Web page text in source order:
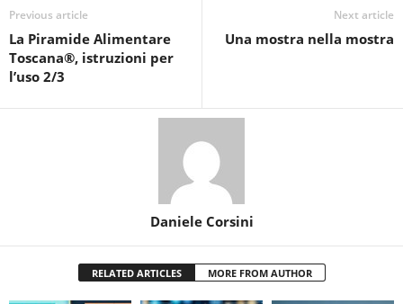
Previous article
La Piramide Alimentare
Toscana®️, istruzioni per
l’uso 2/3
Next article
Una mostra nella mostra
Daniele Corsini
RELATED ARTICLES MORE FROM AUTHOR